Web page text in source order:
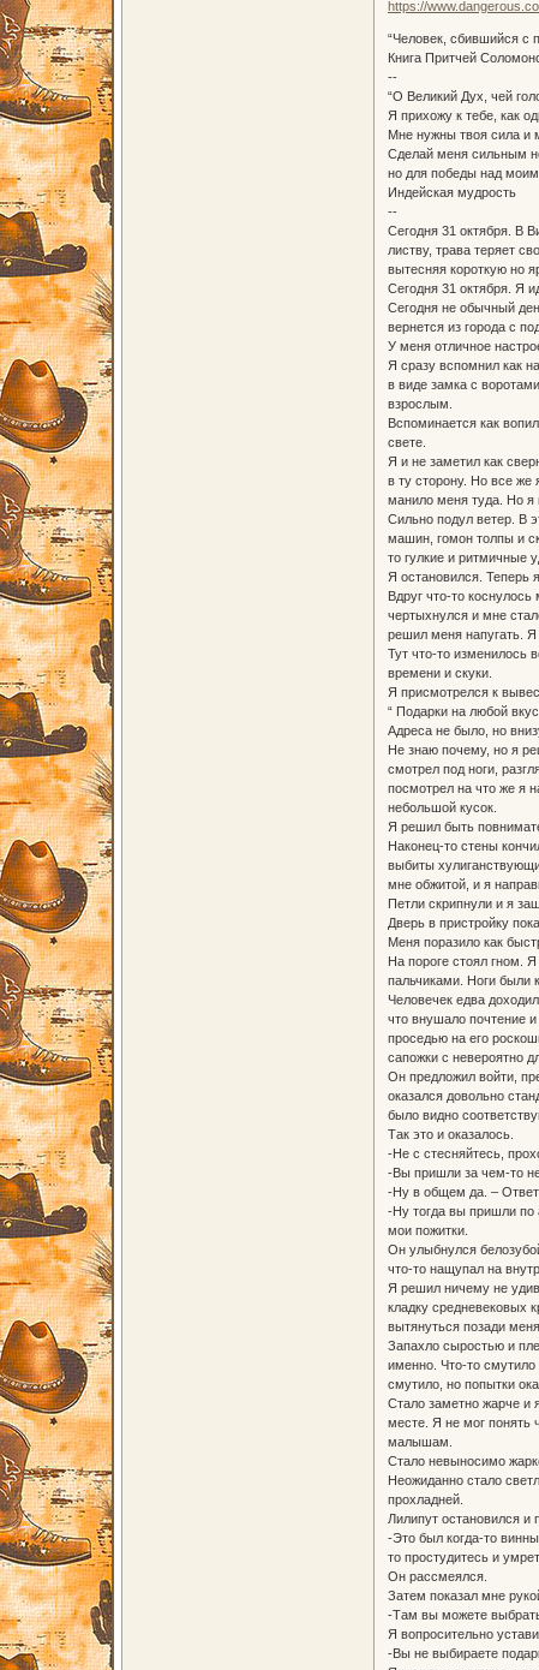
https://
“Человек, сбившийся с
Книга Притчей
--
“О Великий Дух, чей
Я прихожу к тебе, как
Мне нужны твоя сила и
Сделай меня сильным
но для победы над
Индейская мудрость
--
Сегодня 31 октября. В
листву, трава теряет
вытесняя короткую но
Сегодня 31 октября. Я
Сегодня не обычный
вернется из города с
У меня отличное
Я сразу вспомнил как
в виде замка с
взрослым.
Вспоминается как
свете.
Я и не заметил как
в ту сторону. Но все же
манило меня туда. Но я
Сильно подул ветер. В
машин, гомон толпы и
то гулкие и ритмичные
Я остановился. Теперь
Вдруг что-то
чертыхнулся и мне
решил меня напугать. Я
Тут что-то изменилось
времени и скуки.
Я присмотрелся к
“ Подарки на любой
Адреса не было, но
Не знаю почему, но я
смотрел под ноги,
посмотрел на что же я
небольшой кусок.
Я решил быть
Наконец-то стены
выбиты
мне обжитой, и я
Петли скрипнули и я
Дверь в пристройку
Меня поразило как
На пороге стоял гном.
пальчиками. Ноги были
Человечек едва
что внушало почтение
проседью на его
сапожки с невероятно
Он предложил войти,
оказался довольно
было видно
Так это и оказалось.
-Не с стесняйтесь,
-Вы пришли за чем-то
-Ну в общем да. –
-Ну тогда вы пришли по
мои пожитки.
Он улыбнулся
что-то нащупал на
Я решил ничему не
кладку средневековых
вытянуться позади
Запахло сыростью и
именно. Что-то
смутило, но попытки
Стало заметно жарче и
месте. Я не мог понять
малышам.
Стало невыносимо
Неожиданно стало
прохладней.
Лилипут остановился и
-Это был когда-то
то простудитесь и
Он рассмеялся.
Затем показал мне
-Там вы можете
Я вопросительно
-Вы не выбираете